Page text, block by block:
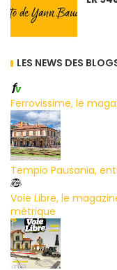
LES NEWS DES
Ferrovissime, le
Tempio Pausania,
Voie Libre, le
métrique